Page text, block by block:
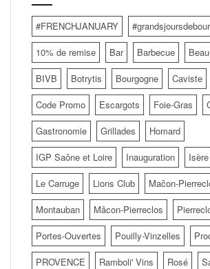
#FRENCHJANUARY
10% de remise
Bar Barbecue
BIVB
Botrytis Bourgogne Caviste
Code Promo
Escargots Foie-Gras
Gastronomie
Grillades
Homard
IGP Saône et Loire
Inauguration Isère
Le Carruge
Lions Club
Maĉon-
Montauban
Mâcon-Pierreclos
Portes-Ouvertes
Pouilly-Vinzelles
PROVENCE
Ramboli' Vins Rosé